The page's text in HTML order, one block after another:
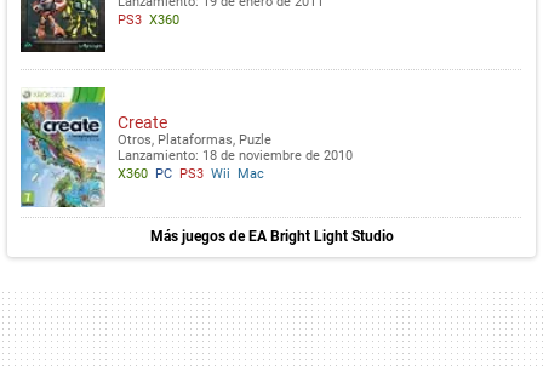
PS3 X360
Create
Otros, Plataformas, Puzle
Lanzamiento: 18 de noviembre de 2010
X360 PC PS3 Wii Mac
Más juegos de EA Bright Light Studio